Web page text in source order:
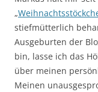
„
stiefmütterlich
Ausgeburten der
bin, lasse ich das
über meinen
Meinen